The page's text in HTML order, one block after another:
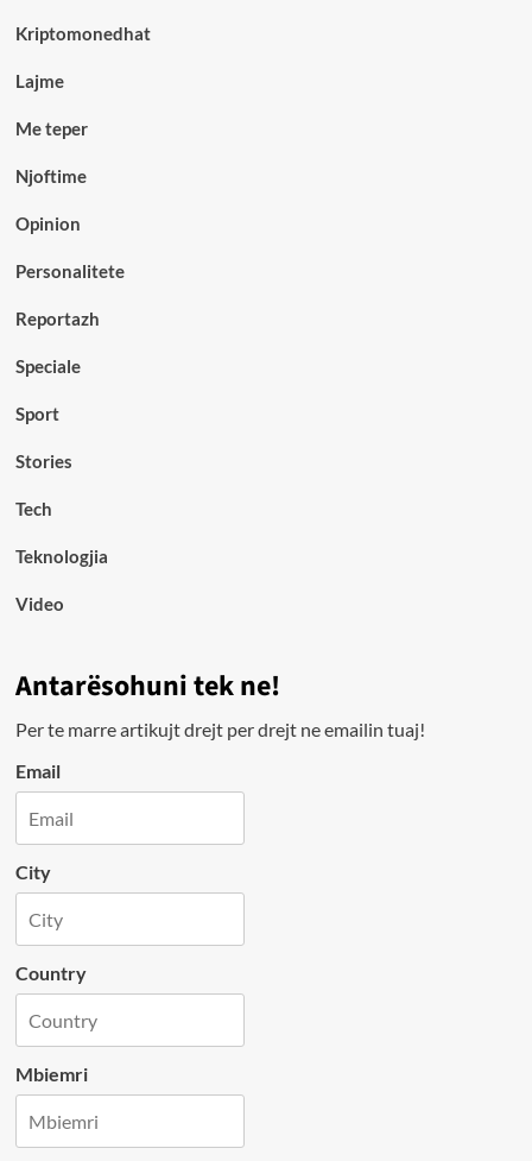
Kriptomonedhat
Lajme
Me teper
Njoftime
Opinion
Personalitete
Reportazh
Speciale
Sport
Stories
Tech
Teknologjia
Video
Antarësohuni tek ne!
Per te marre artikujt drejt per drejt ne emailin tuaj!
Email
City
Country
Mbiemri